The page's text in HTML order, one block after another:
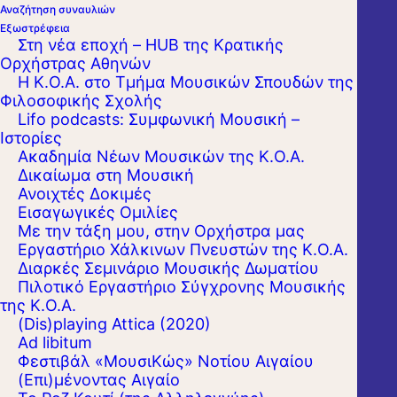
Αναζήτηση συναυλιών
Εξωστρέφεια
Στη νέα εποχή – HUB της Κρατικής
Ορχήστρας Αθηνών
Η Κ.Ο.Α. στο Τμήμα Μουσικών Σπουδών της
Φιλοσοφικής Σχολής
Lifo podcasts: Συμφωνική Μουσική –
Ιστορίες
Ακαδημία Νέων Μουσικών της Κ.Ο.Α.
Δικαίωμα στη Μουσική
Ανοιχτές Δοκιμές
Εισαγωγικές Ομιλίες
Με την τάξη μου, στην Ορχήστρα μας
Εργαστήριo Χάλκινων Πνευστών της Κ.Ο.Α.
Διαρκές Σεμινάριο Μουσικής Δωματίου
Πιλοτικό Εργαστήριο Σύγχρονης Μουσικής
της Κ.Ο.Α.
(Dis)playing Attica (2020)
Ad libitum
Φεστιβάλ «ΜουσιΚώς» Νοτίου Αιγαίου
(Επι)μένοντας Αιγαίο
Έργα των Ντιέγκο Ορτίθ, Σαντιάγο ντε
Μουρσία, Φραντσέσκο Κορμπέττα, Τομπίας
Χιουμ, Τζουζέπε Μαρία Γιακίνι, Τζοβάνι
Τζιρόλαμο Κάπσμπεργκερ, Γιόχαν Σενκ,
Ρομπέρ ντε Βιζέ και Μαρέν Μαραί